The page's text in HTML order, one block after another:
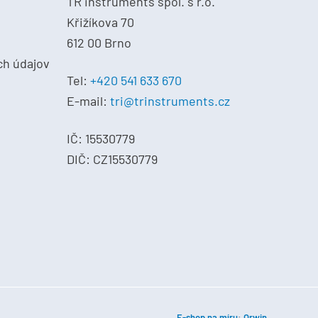
údajov
Křižíkova 70
612 00 Brno
Tel: +420 541 633 670
E-mail: tri@trinstruments.cz
IČ: 15530779
DIČ: CZ15530779